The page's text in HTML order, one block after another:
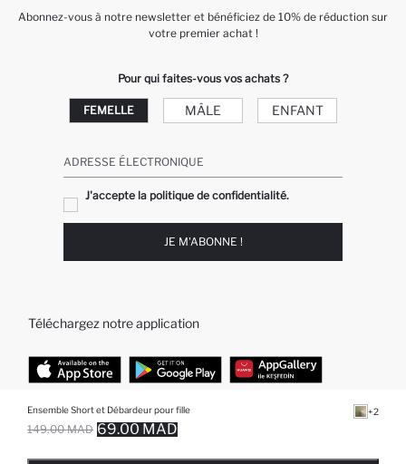
Ensemble Short et Débardeur pour fille
149.00 MAD 69.00 MAD
+2
Abonnez-vous à notre newsletter et bénéficiez de 10% de réduction sur
votre premier achat !
Pour qui faites-vous vos achats ?
FEMELLE MÂLE ENFANT
ADRESSE ÉLECTRONIQUE
J'accepte la politique de confidentialité.
JE M'ABONNE !
Téléchargez notre application
TOP CATÉGORIES